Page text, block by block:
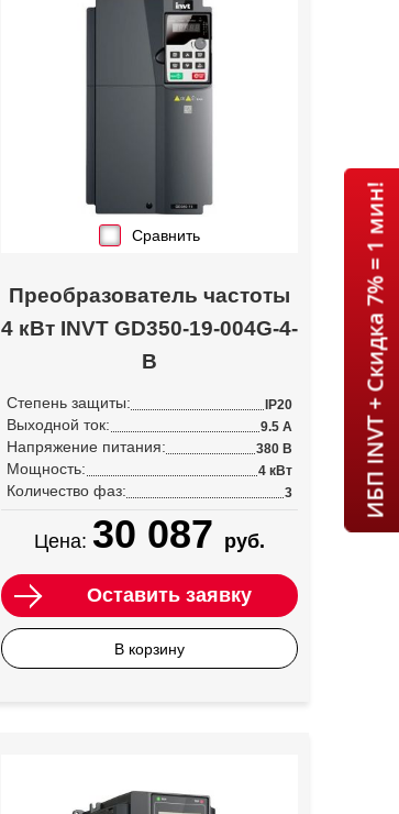
Сравнить
Преобразователь частоты
4 кВт INVT GD350-19-004G-4-
B
Степень защиты: IP20
Выходной ток: 9.5 А
Напряжение питания: 380 В
Мощность: 4 кВт
Количество фаз: 3
Цена: 30 087 руб.
Оставить заявку
В корзину
ИБП INVT + Скидка 7% = 1 мин!